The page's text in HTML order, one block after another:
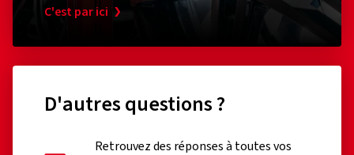
C'est par ici
D'autres questions ?
Retrouvez des réponses à toutes vos